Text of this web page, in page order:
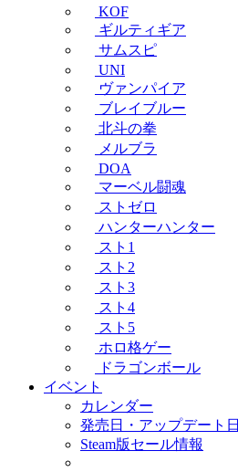
KOF
ギルティギア
サムスピ
UNI
ヴァンパイア
ブレイブルー
北斗の拳
メルブラ
DOA
マーベル闘魂
ストゼロ
ハンターハンター
スト1
スト2
スト3
スト4
スト5
ホロ格ゲー
ドラゴンボール
イベント
カレンダー
発売日・アップデート日
Steam版セール情報